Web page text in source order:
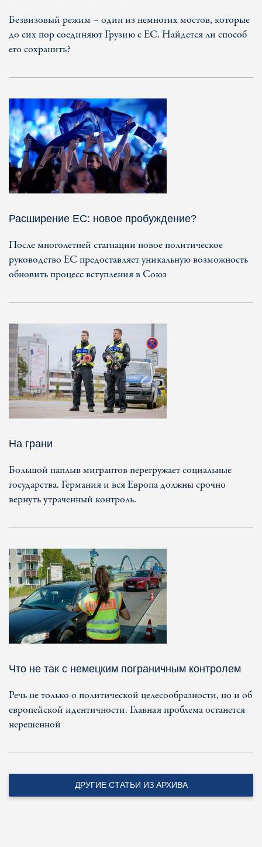
Безвизовый режим – один из немногих мостов, которые
до сих пор соединяют Грузию с ЕС. Найдется ли способ
его сохранить?
Расширение ЕС: новое пробуждение?
После многолетней стагнации новое политическое
руководство ЕС предоставляет уникальную возможность
обновить процесс вступления в Союз
На грани
Большой наплыв мигрантов перегружает социальные
государства. Германия и вся Европа должны срочно
вернуть утраченный контроль.
Что не так с немецким пограничным контролем
Речь не только о политической целесообразности, но и об
европейской идентичности. Главная проблема останется
нерешенной
ДРУГИЕ СТАТЬИ ИЗ АРХИВА